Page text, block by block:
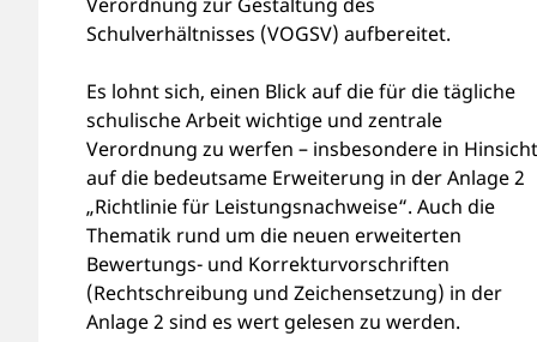
Schulverhältnisses (VOGSV) aufbereitet.
Es lohnt sich, einen Blick auf die für die tägliche
schulische Arbeit wichtige und zentrale
Verordnung zu werfen – insbesondere in Hinsicht
auf die bedeutsame Erweiterung in der Anlage 2
„Richtlinie für Leistungsnachweise“. Auch die
Thematik rund um die neuen erweiterten
Bewertungs- und Korrekturvorschriften
(Rechtschreibung und Zeichensetzung) in der
Anlage 2 sind es wert gelesen zu werden.